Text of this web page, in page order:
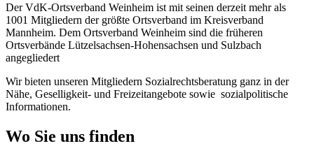
Der VdK-Ortsverband Weinheim ist mit seinen derzeit mehr als
1001 Mitgliedern der größte Ortsverband im Kreisverband
Mannheim. Dem Ortsverband Weinheim sind die früheren
Ortsverbände Lützelsachsen-Hohensachsen und Sulzbach
angegliedert
Wir bieten unseren Mitgliedern Sozialrechtsberatung ganz in der
Nähe, Geselligkeit- und Freizeitangebote sowie sozialpolitische
Informationen.
Wo Sie uns finden